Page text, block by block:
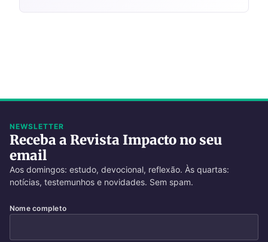
NEWSLETTER
Receba a Revista Impacto no seu
email
Aos domingos: estudo, devocional, reflexão. Às quartas:
notícias, testemunhos e novidades. Sem spam.
Nome completo